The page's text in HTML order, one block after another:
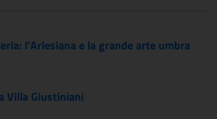
l'Arlesiana e la grande arte umbra
Villa Giustiniani